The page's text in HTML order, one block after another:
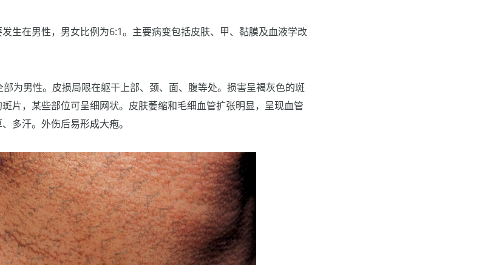
生在男性，男女比例为6:1。主要病变包括皮肤、甲、黏膜及血液学改
为男性。皮损局限在躯干上部、颈、面、腹等处。损害呈褐灰色的斑
片，某些部位可呈细网状。皮肤萎缩和毛细血管扩张明显，呈现血管
多汗。外伤后易形成大疱。